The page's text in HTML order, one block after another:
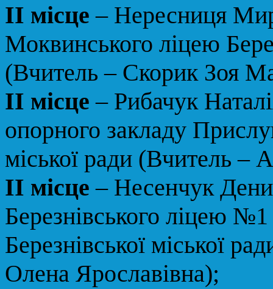
ІІ місце – Нересниця
Моквинського ліцею
(Вчитель – Скорик Зоя
ІІ місце – Рибачук
опорного закладу
міської ради (Вчитель –
ІІ місце – Несенчук
Березнівського ліцею
Березнівської міської
Олена Ярославівна);